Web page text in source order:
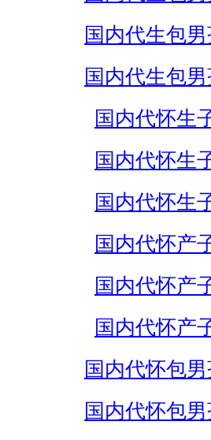
国内代生包
国内代生包
国内代怀生
国内代怀生
国内代怀生
国内代怀产
国内代怀产
国内代怀产
国内代怀包
国内代怀包